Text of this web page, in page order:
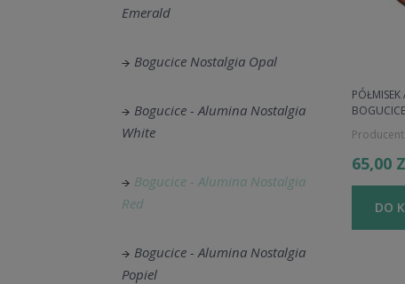
Emerald
Bogucice Nostalgia Opal
Bogucice - Alumina Nostalgia
White
Bogucice - Alumina Nostalgia
Red
Bogucice - Alumina Nostalgia
Popiel
BOGUCICE
Producent:
65,00
DO